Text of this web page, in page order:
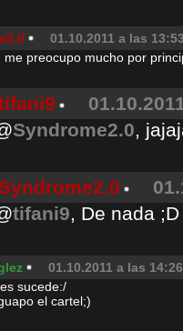
01.10.2011 a las
me preocupo mucho por
Syndrome2.0,
Syndrome2.0
tifani9, De nada ;D
01.10.2011 a las 14:26
sucede:/
el cartel;)